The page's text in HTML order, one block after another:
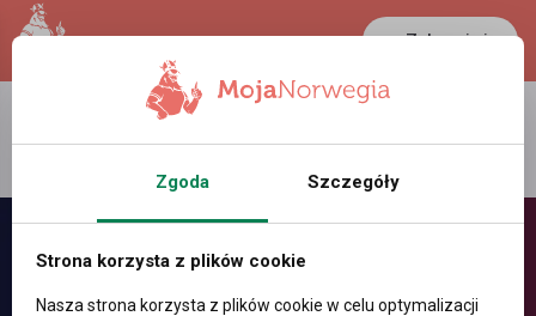
Zaloguj się
LANCASTER
28.6 °C 0.3875 PLN
Zgoda Szczegóły
Strona korzysta z plików cookie
Nasza strona korzysta z plików cookie w celu optymalizacji